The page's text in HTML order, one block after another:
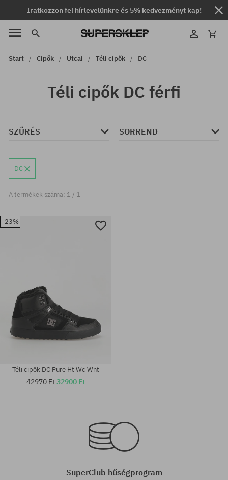
Iratkozzon fel hírlevelünkre és 5% kedvezményt kap!
Start Cipők Utcai Téli cipők DC
Téli cipők DC férfi
SZŰRÉS SORREND
DC
A termékek száma: 1 / 1
-23%
Téli cipők DC Pure Ht Wc Wnt
42970 Ft32900 Ft
SuperClub hűségprogram